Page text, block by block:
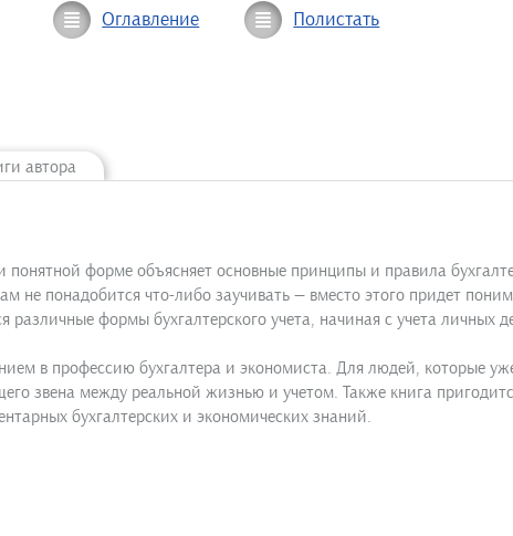
Оглавление Полистать
автора
форме объясняет основные принципы и правила
не понадобится что-либо заучивать — вместо этого придет
формы бухгалтерского учета, начиная с учета личных
в профессию бухгалтера и экономиста. Для людей, которые
звена между реальной жизнью и учетом. Также книга
бухгалтерских и экономических знаний.